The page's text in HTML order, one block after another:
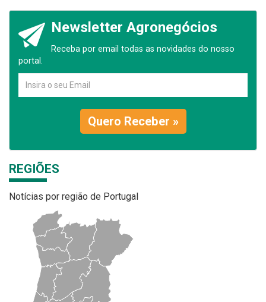
Newsletter Agronegócios
Receba por email todas as novidades do nosso
portal.
Quero Receber »
REGIÕES
Notícias por região de Portugal